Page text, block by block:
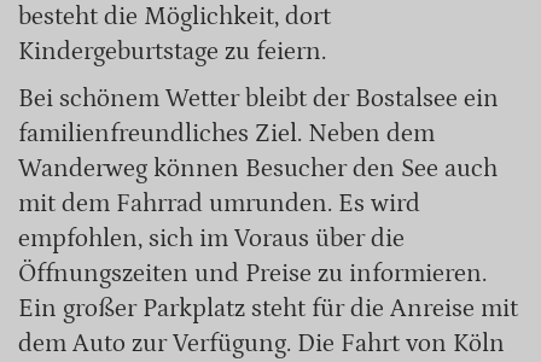
besteht die Möglichkeit, dort
Kindergeburtstage zu feiern.
Bei schönem Wetter bleibt der Bostalsee ein
familienfreundliches Ziel. Neben dem
Wanderweg können Besucher den See auch
mit dem Fahrrad umrunden. Es wird
empfohlen, sich im Voraus über die
Öffnungszeiten und Preise zu informieren.
Ein großer Parkplatz steht für die Anreise mit
dem Auto zur Verfügung. Die Fahrt von Köln